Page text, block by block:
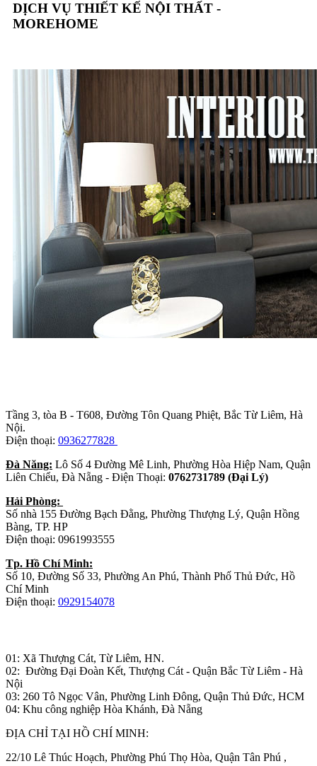
DỊCH VỤ THIẾT KẾ NỘI THẤT -
MOREHOME
Tầng 3, tòa B - T608, Đường Tôn Quang Phiệt, Bắc Từ Liêm, Hà
Nội.
Điện thoại: 0936277828
Đà Năng: Lô Số 4 Đường Mê Linh, Phường Hòa Hiệp Nam, Quận
Liên Chiểu, Đà Nẵng - Điện Thoại: 0762731789 (Đại Lý)
Hải Phòng:
Số nhà 155 Đường Bạch Đằng, Phường Thượng Lý, Quận Hồng
Bàng, TP. HP
Điện thoại: 0961993555
Tp. Hồ Chí Minh:
Số 10, Đường Số 33, Phường An Phú, Thành Phố Thủ Đức, Hồ
Chí Minh
Điện thoại: 0929154078
01: Xã Thượng Cát, Từ Liêm, HN.
02: Đường Đại Đoàn Kết, Thượng Cát - Quận Bắc Từ Liêm - Hà
Nội
03: 260 Tô Ngọc Vân, Phường Linh Đông, Quận Thủ Đức, HCM
04: Khu công nghiệp Hòa Khánh, Đà Nẵng
ĐỊA CHỈ TẠI HỒ CHÍ MINH:
22/10 Lê Thúc Hoạch, Phường Phú Thọ Hòa, Quận Tân Phú ,